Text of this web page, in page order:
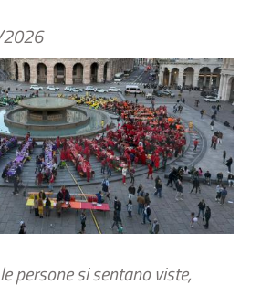
persone si sentano viste,